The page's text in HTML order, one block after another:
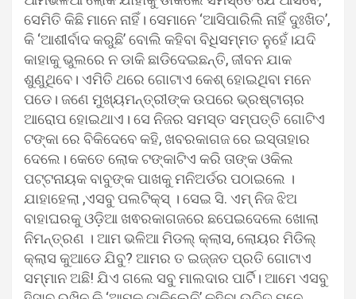
ସେମିତି କିଛି ମାନେ ନାହିଁ। ସେମାନେ ‘ଆସିପାରିଲି ନାହିଁ ଦୁଃଖିତ’,
କି ‘ଆଶୀର୍ବାଦ କରୁଛି’ ବୋଲି କହିବା ବିଧିସମ୍ମତ ନୁହେଁ।ଯଦି
କାହାକୁ ଭୁଲରେ ନ ଡାକି ଛାଡିଦେଇଛନ୍ତି, ଜୀବନ ଯାକ
ଶୁଣୁଥିବେ। ଏମିତି ଥରେ ଗୋଟାଏ କେଶ୍ ହୋଇଥିବା ମନେ
ପଡେ। ଜଣେ ମୁଖ୍ୟମନ୍ତ୍ରୀଙ୍କ ଉପରେ ଭ୍ରଷ୍ଟାଚାର
ଆରୋପ ହୋଇଥାଏ। ସେ ନିଜର ସମସ୍ତ ସମ୍ପତ୍ତି ଗୋଟିଏ
ଟଙ୍କା ରେ ବିକିଦେବେ କହି, ଖବରକାଗଜ ରେ ଇସ୍ତାହାର
ଦେଲେ। କେତେ ଲୋକ ଟଙ୍କାଟିଏ କରି ତାଙ୍କ ଓକିଲ
ପଟ୍ଟନାୟକ ବାବୁଙ୍କ ପାଖକୁ ମନିଅର୍ଡର ପଠାଇଲେ ।
ଯାହାହେଲା ,ଏସବୁ ପଲଟିକ୍ସ୍ । ସେଇ ସି. ଏମ୍ ନିଜ ଝିଅ
ବାହାଘରକୁ ଓଡ଼ିଆ ଖଵରକାଗଜରେ ଛପେଇଦେଲେ ଖୋଲା
ନିମନ୍ତ୍ରଣ । ଆମ ଭଳିଆ ମିଡଲ୍ କ୍ଲାସ, ଲୋୟର ମିଡିଲ୍
କ୍ଲାସ କୁଆଡେ ଯିବୁ? ଆମର ତ ଇଜ୍ଜତ ପ୍ରତି ଗୋଟାଏ
ସମ୍ମାନ ଅଛି! ଯିଏ ଗଲେ ସବୁ ମାଲଦାର ପାର୍ଟି। ଆମେ ଏସବୁ